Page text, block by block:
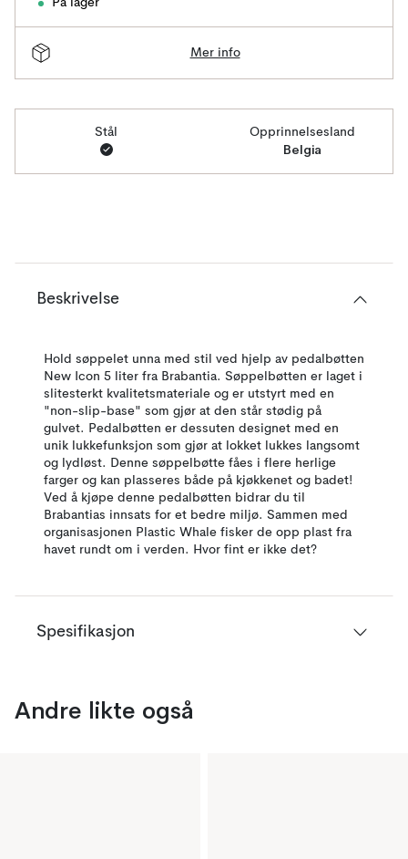
På lager
Mer info
Stål Opprinnelsesland
Belgia
Beskrivelse
Hold søppelet unna med stil ved hjelp av pedalbøtten
New Icon 5 liter fra Brabantia. Søppelbøtten er laget i
slitesterkt kvalitetsmateriale og er utstyrt med en
"non-slip-base" som gjør at den står stødig på
gulvet. Pedalbøtten er dessuten designet med en
unik lukkefunksjon som gjør at lokket lukkes langsomt
og lydløst. Denne søppelbøtte fåes i flere herlige
farger og kan plasseres både på kjøkkenet og badet!
Ved å kjøpe denne pedalbøtten bidrar du til
Brabantias innsats for et bedre miljø. Sammen med
organisasjonen Plastic Whale fisker de opp plast fra
havet rundt om i verden. Hvor fint er ikke det?
Spesifikasjon
Andre likte også